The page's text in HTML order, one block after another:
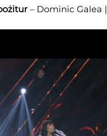
– Dominic Galea |